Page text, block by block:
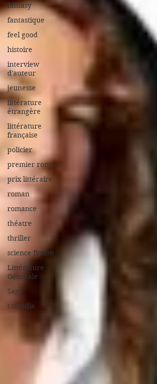
fantasy
fantastique
feel good
histoire
interview
d'auteur
jeunesse
littérature
étrangère
littérature
française
policier
premier roman
prix littéraire
roman
romance
théatre
thriller
science fiction
Littérature
Générale
Saga
comédie